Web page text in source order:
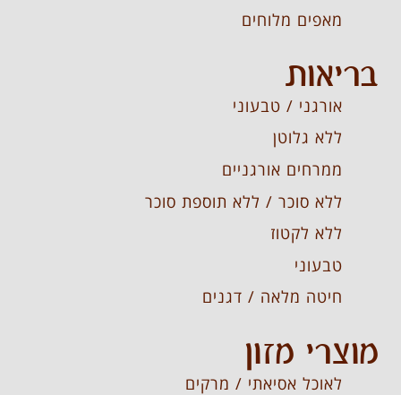
מאפים מלוחים
בריאות
אורגני / טבעוני
ללא גלוטן
ממרחים אורגניים
ללא סוכר / ללא תוספת סוכר
ללא לקטוז
טבעוני
חיטה מלאה / דגנים
מוצרי מזון
לאוכל אסיאתי / מרקים